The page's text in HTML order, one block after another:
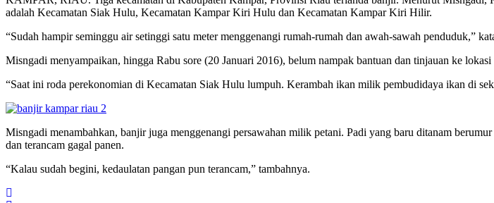
adalah Kecamatan Siak Hulu, Kecamatan Kampar Kiri Hulu dan Kecamatan Kampar Kiri Hilir.
“Sudah hampir seminggu air setinggi satu meter menggenangi rumah-rumah dan awah-sawah penduduk,”
Misngadi menyampaikan, hingga Rabu sore (20 Januari 2016), belum nampak bantuan dan tinjauan ke
“Saat ini roda perekonomian di Kecamatan Siak Hulu lumpuh. Kerambah ikan milik pembudidaya ikan di
Misngadi menambahkan, banjir juga menggenangi persawahan milik petani. Padi yang baru ditanam
dan terancam gagal panen.
“Kalau sudah begini, kedaulatan pangan pun terancam,” tambahnya.